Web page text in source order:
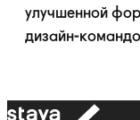
улучшенной
дизайн-
к